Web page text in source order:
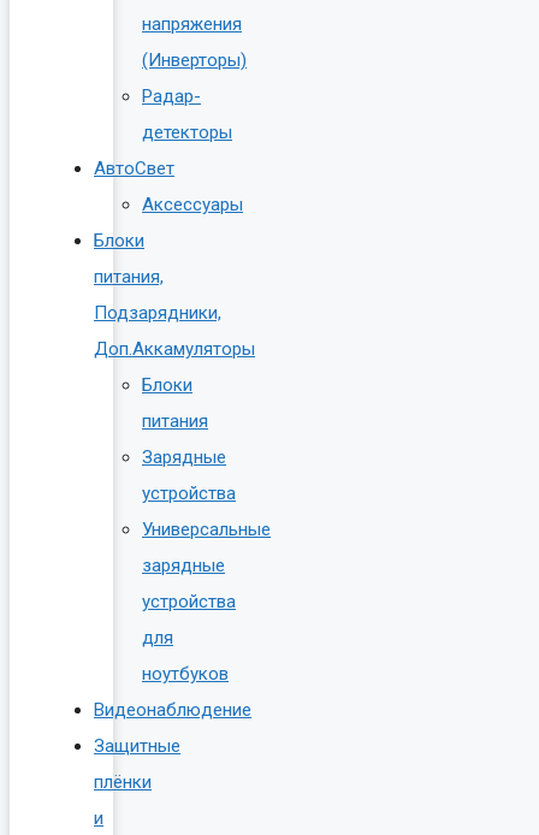
напряжения
(Инверторы)
Радар-
детекторы
АвтоСвет
Аксессуары
Блоки
питания,
Подзарядники,
Доп.Аккамуляторы
Блоки
питания
Зарядные
устройства
Универсальные
зарядные
устройства
для
ноутбуков
Видеонаблюдение
Защитные
плёнки
и